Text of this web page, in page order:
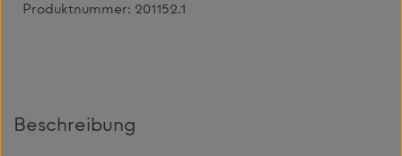
Produktnummer: 201152.1
Beschreibung